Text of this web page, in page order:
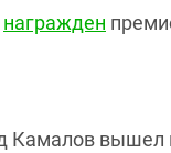
награжден
Камалов вышел